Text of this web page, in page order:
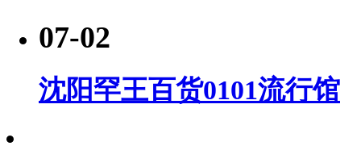
07-02
沈阳罕王百货0101流行馆